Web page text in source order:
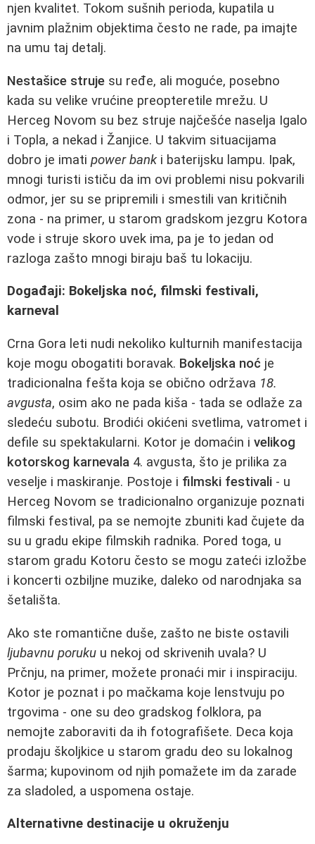
njen kvalitet. Tokom sušnih perioda, kupatila u
javnim plažnim objektima često ne rade, pa imajte
na umu taj detalj.
Nestašice struje su ređe, ali moguće, posebno
kada su velike vrućine preopteretile mrežu. U
Herceg Novom su bez struje najčešće naselja Igalo
i Topla, a nekad i Žanjice. U takvim situacijama
dobro je imati power banki baterijsku lampu. Ipak,
mnogi turisti ističu da im ovi problemi nisu pokvarili
odmor, jer su se pripremili i smestili van kritičnih
zona - na primer, u starom gradskom jezgru Kotora
vode i struje skoro uvek ima, pa je to jedan od
razloga zašto mnogi biraju baš tu lokaciju.
Događaji: Bokeljska noć, filmski festivali,
karneval
Crna Gora leti nudi nekoliko kulturnih manifestacija
koje mogu obogatiti boravak. Bokeljska noć je
tradicionalna fešta koja se obično održava 18.
avgusta, osim ako ne pada kiša - tada se odlaže za
sledeću subotu. Brodići okićeni svetlima, vatromet i
defile su spektakularni. Kotor je domaćin i velikog
kotorskog karnevala 4. avgusta, što je prilika za
veselje i maskiranje. Postoje i filmski festivali - u
Herceg Novom se tradicionalno organizuje poznati
filmski festival, pa se nemojte zbuniti kad čujete da
su u gradu ekipe filmskih radnika. Pored toga, u
starom gradu Kotoru često se mogu zateći izložbe
i koncerti ozbiljne muzike, daleko od narodnjaka sa
šetališta.
Ako ste romantične duše, zašto ne biste ostavili
ljubavnu poruku u nekoj od skrivenih uvala? U
Prčnju, na primer, možete pronaći mir i inspiraciju.
Kotor je poznat i po mačkama koje lenstvuju po
trgovima - one su deo gradskog folklora, pa
nemojte zaboraviti da ih fotografišete. Deca koja
prodaju školjkice u starom gradu deo su lokalnog
šarma; kupovinom od njih pomažete im da zarade
za sladoled, a uspomena ostaje.
Alternativne destinacije u okruženju